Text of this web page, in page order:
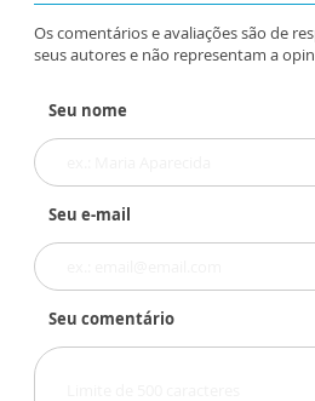
Os comentários e avaliações são de
seus autores e não representam a
Seu nome
Seu e-mail
Seu comentário